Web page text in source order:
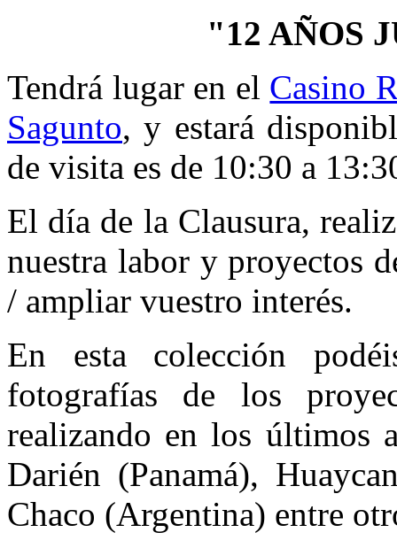
"12 AÑOS
Tendrá lugar en el Casino
Sagunto, y estará
de visita es de 10:30 a
El día de la Clausura,
nuestra labor y proyectos
/ ampliar vuestro interés.
En esta colección
fotografías de los
realizando en los últimos
Darién (Panamá),
Chaco (Argentina) entre